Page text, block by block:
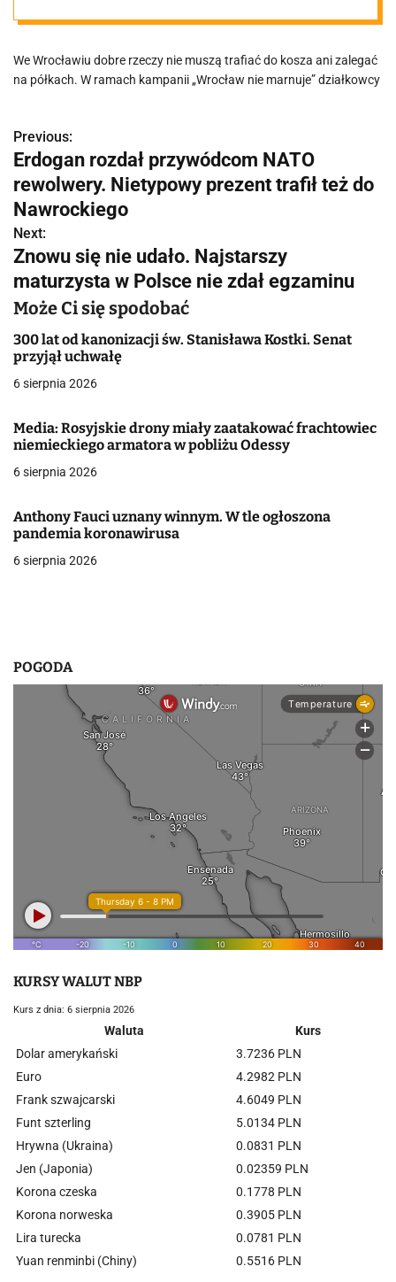
Warzywa
zamiast do
kosza, trafiają
do ludzi
We Wrocławiu dobre rzeczy nie muszą trafiać do kosza ani zalegać
na półkach. W ramach kampanii „Wrocław nie marnuje” działkowcy
N
a
w
i
g
a
c
j
w
p
i
s
Previous:
Erdogan rozdał przywódcom NATO
rewolwery. Nietypowy prezent trafił też do
Nawrockiego
Next:
Znowu się nie udało. Najstarszy
maturzysta w Polsce nie zdał egzaminu
Może Ci się spodobać
300 lat od kanonizacji św. Stanisława Kostki. Senat
przyjął uchwałę
6 sierpnia 2026
Media: Rosyjskie drony miały zaatakować frachtowiec
niemieckiego armatora w pobliżu Odessy
6 sierpnia 2026
Anthony Fauci uznany winnym. W tle ogłoszona
pandemia koronawirusa
6 sierpnia 2026
POGODA
KURSY WALUT NBP
Kurs z dnia: 6 sierpnia 2026
Waluta
Kurs
Dolar amerykański
3.7236 PLN
Euro
4.2982 PLN
Frank szwajcarski
4.6049 PLN
Funt szterling
5.0134 PLN
Hrywna (Ukraina)
0.0831 PLN
Jen (Japonia)
0.02359 PLN
Korona czeska
0.1778 PLN
Korona norweska
0.3905 PLN
Lira turecka
0.0781 PLN
Yuan renminbi (Chiny)
0.5516 PLN